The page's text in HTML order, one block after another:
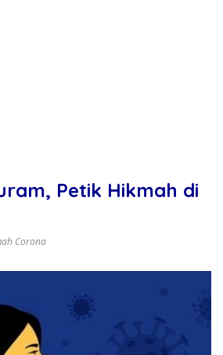
Petik Hikmah di
Corona